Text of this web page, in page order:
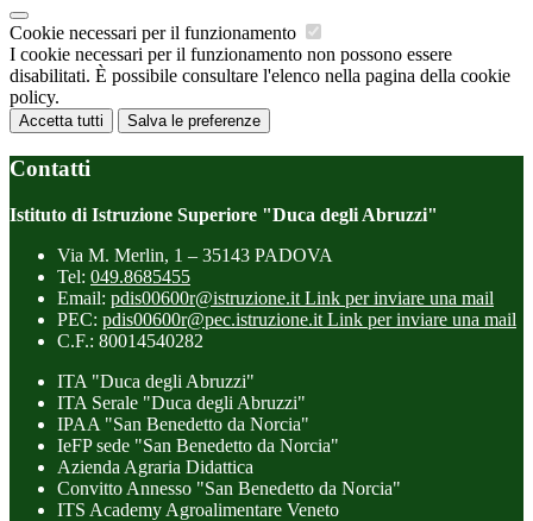
Cookie necessari per il funzionamento
I cookie necessari per il funzionamento non possono essere
disabilitati. È possibile consultare l'elenco nella pagina della cookie
policy.
Accetta tutti Salva le preferenze
Contatti
Istituto di Istruzione Superiore "Duca degli Abruzzi"
Via M. Merlin, 1 – 35143 PADOVA
Tel: 049.8685455
Email: pdis00600r@istruzione.it Link per inviare una mail
PEC: pdis00600r@pec.istruzione.it Link per inviare una mail
C.F.: 80014540282
ITA "Duca degli Abruzzi"
ITA Serale "Duca degli Abruzzi"
IPAA "San Benedetto da Norcia"
IeFP sede "San Benedetto da Norcia"
Azienda Agraria Didattica
Convitto Annesso "San Benedetto da Norcia"
ITS Academy Agroalimentare Veneto